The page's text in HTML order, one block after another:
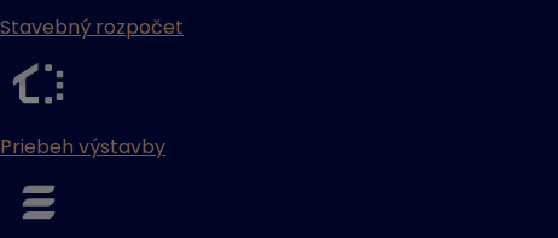
Stavebný rozpočet
Priebeh výstavby